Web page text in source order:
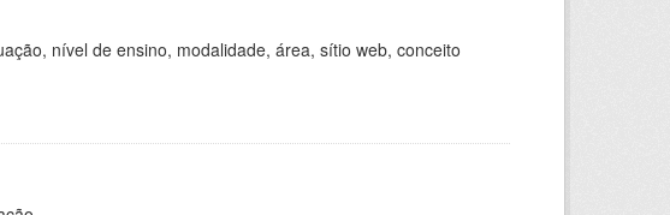
nível de ensino, modalidade, área, sítio web, conceito